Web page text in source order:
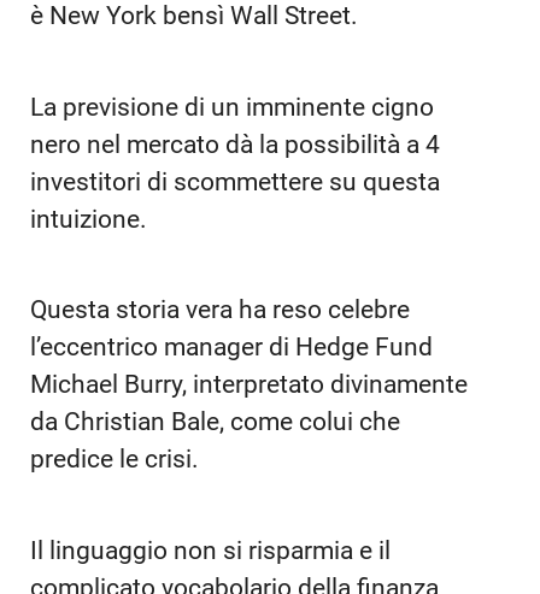
è New York bensì Wall Street.
La previsione di un imminente cigno
nero nel mercato dà la possibilità a 4
investitori di scommettere su questa
intuizione.
Questa storia vera ha reso celebre
l’eccentrico manager di Hedge Fund
Michael Burry, interpretato divinamente
da Christian Bale, come colui che
predice le crisi.
Il linguaggio non si risparmia e il
complicato vocabolario della finanza